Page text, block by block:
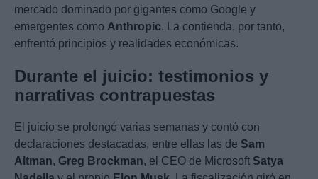
mercado dominado por gigantes como Google y
emergentes como Anthropic. La contienda, por tanto,
enfrentó principios y realidades económicas.
Durante el juicio: testimonios y
narrativas contrapuestas
El juicio se prolongó varias semanas y contó con
declaraciones destacadas, entre ellas las de Sam
Altman, Greg Brockman, el CEO de Microsoft Satya